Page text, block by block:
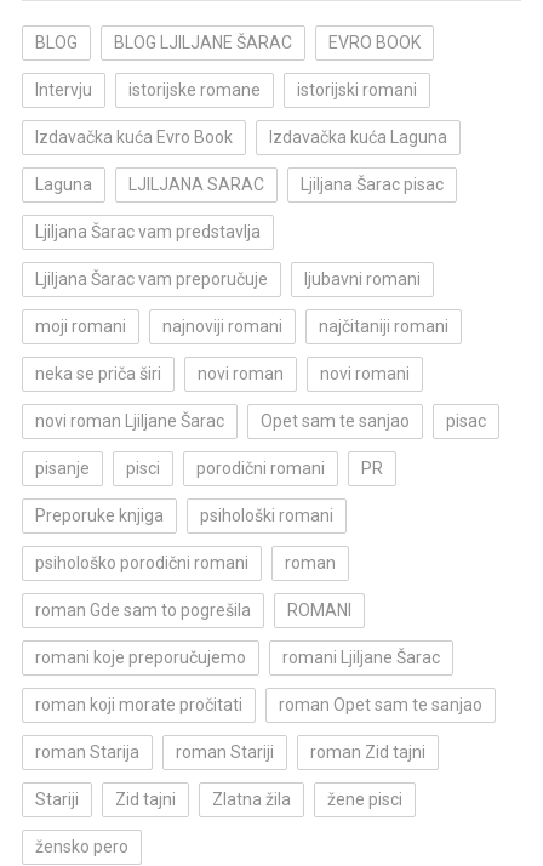
BLOG BLOG LJILJANE ŠARAC EVRO BOOK
Intervju istorijske romane istorijski romani
Izdavačka kuća Evro Book Izdavačka kuća Laguna
Laguna LJILJANA SARAC Ljiljana Šarac pisac
Ljiljana Šarac vam predstavlja
Ljiljana Šarac vam preporučuje ljubavni romani
moji romani najnoviji romani najčitaniji romani
neka se priča širi novi roman novi romani
novi roman Ljiljane Šarac Opet sam te sanjao pisac
pisanje pisci porodični romani PR
Preporuke knjiga psihološki romani
psihološko porodični romani roman
roman Gde sam to pogrešila ROMANI
romani koje preporučujemo romani Ljiljane Šarac
roman koji morate pročitati roman Opet sam te sanjao
roman Starija roman Stariji roman Zid tajni
Stariji Zid tajni Zlatna žila žene pisci
žensko pero